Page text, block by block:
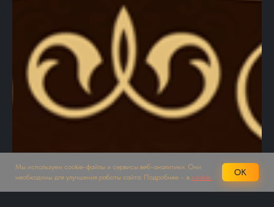
Мы используем cookie-файлы и сервисы веб-аналитики. Они
необходимы для улучшения работы сайта. Подробнее – в cookie
OK